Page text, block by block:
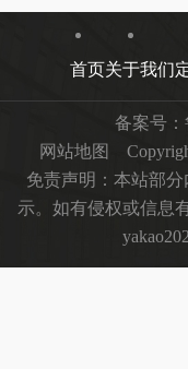
首页关于我们
备案号：
网站地图
免责声明：本站部
示。如有侵权或信息